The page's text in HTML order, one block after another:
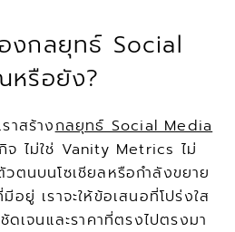
งกลยุทธ์ Social
รือยัง?
าสร้างกลยุทธ์ Social Media
ไม่ใช่ Vanity Metrics ไม่
ตนบนโซเชียลหรือกำลังขยาย
ยู่ เราจะให้ข้อเสนอที่โปร่งใส
เจนและราคาที่ตรงไปตรงมา